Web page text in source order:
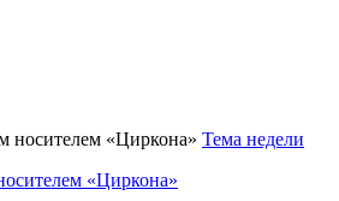
Тема недели
«Циркона»